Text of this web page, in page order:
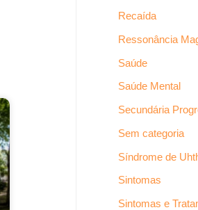
Recaída
Ressonância
Saúde
Saúde Mental
Secundária
Sem categoria
Síndrome de
Sintomas
Sintomas e